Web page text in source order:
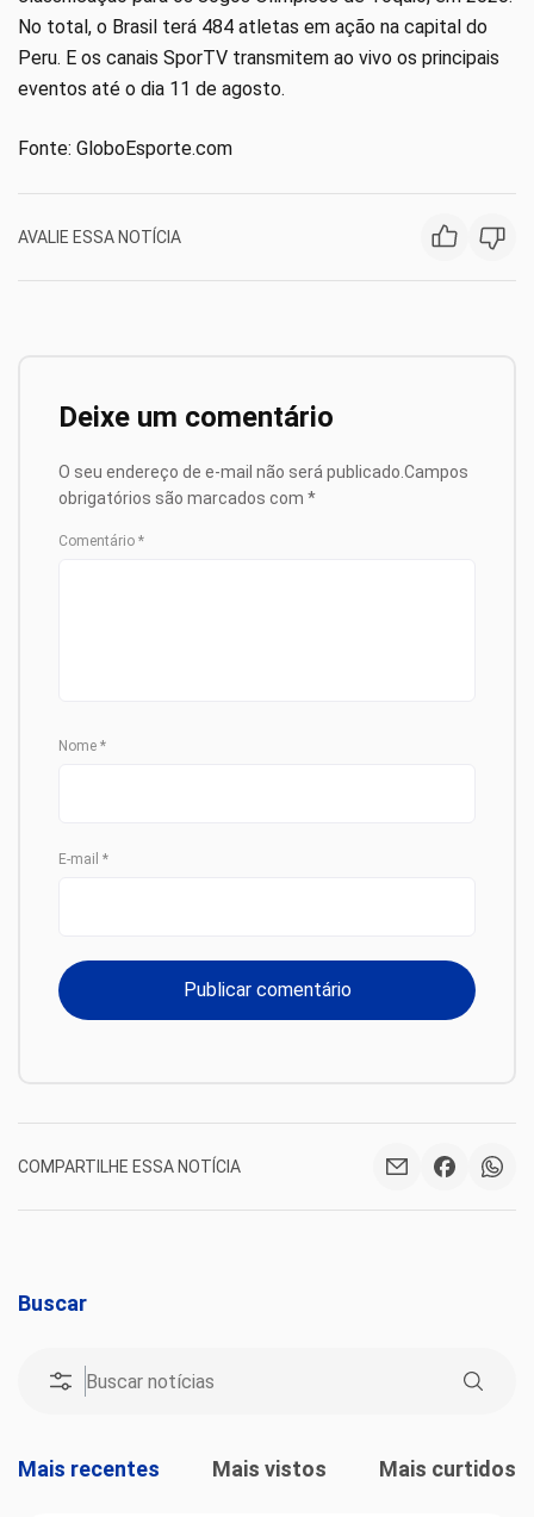
No total, o Brasil terá 484 atletas em ação na capital do
Peru. E os canais SporTV transmitem ao vivo os principais
eventos até o dia 11 de agosto.
Fonte: GloboEsporte.com
AVALIE ESSA NOTÍCIA
Deixe um comentário
O seu endereço de e-mail não será publicado.Campos
obrigatórios são marcados com *
Comentário *
Nome *
E-mail *
COMPARTILHE ESSA NOTÍCIA
Buscar
Mais recentes Mais vistos Mais curtidos